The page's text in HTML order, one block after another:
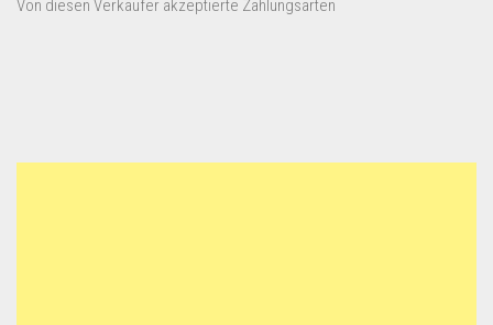
Von diesen Verkäufer akzeptierte Zahlungsarten